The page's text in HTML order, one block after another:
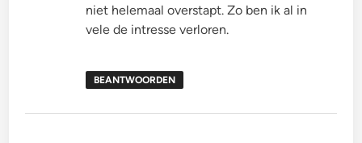
niet helemaal overstapt. Zo ben ik al in
vele de intresse verloren.
BEANTWOORDEN